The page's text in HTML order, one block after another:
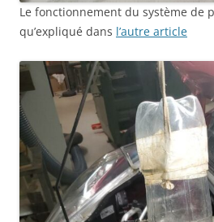
Le fonctionnement du système de
qu’expliqué dans l’autre article